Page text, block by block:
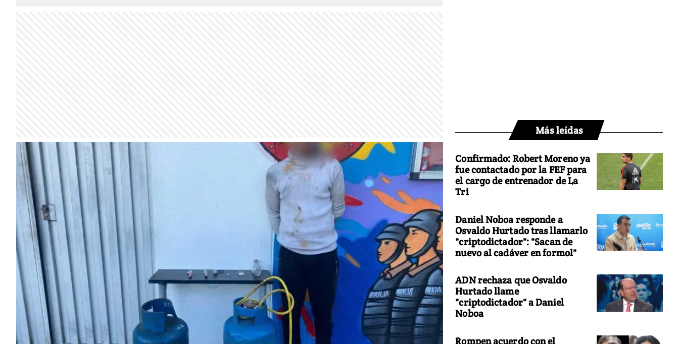
Más leídas
Confirmado: Robert Moreno ya
fue contactado por la FEF para
el cargo de entrenador de La
Tri
Daniel Noboa responde a
Osvaldo Hurtado tras llamarlo
"criptodictador": "Sacan de
nuevo al cadáver en formol"
ADN rechaza que Osvaldo
Hurtado llame
"criptodictador" a Daniel
Noboa
Rompen acuerdo con el